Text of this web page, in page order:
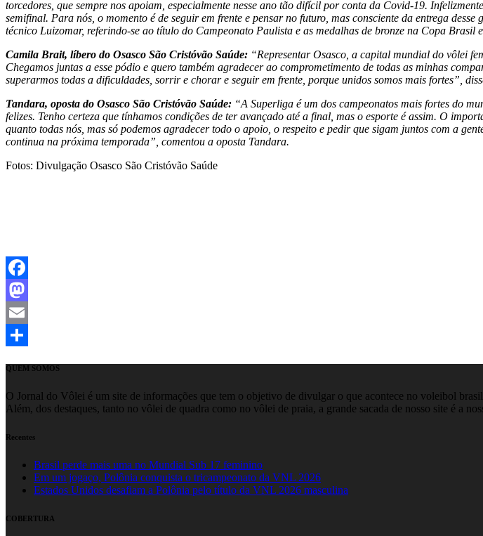
torcedores, que sempre nos apoiam, especialmente nesse ano tão difícil por conta da Covid-19.
semifinal. Para nós, o momento é de seguir em frente e pensar no futuro, mas consciente da entrega
técnico Luizomar, referindo-se ao título do Campeonato Paulista e as medalhas de bronze na Copa Brasil
Camila Brait, líbero do Osasco São Cristóvão Saúde: “Representar Osasco, a capital mundial do vôlei
Chegamos juntas a esse pódio e quero também agradecer ao comprometimento de todas as minhas
superarmos todas a dificuldades, sorrir e chorar e seguir em frente, porque unidos somos mais fortes”,
Tandara, oposta do Osasco São Cristóvão Saúde: “A Superliga é um dos campeonatos mais fortes do
felizes. Tenho certeza que tínhamos condições de ter avançado até a final, mas o esporte é assim. O
quanto todas nós, mas só podemos agradecer todo o apoio, o respeito e pedir que sigam juntos com a
continua na próxima temporada”, comentou a oposta Tandara.
Fotos: Divulgação Osasco São Cristóvão Saúde
Facebook
Mastodon
Email
QUEM SOMOS
O Jornal do Vôlei é um site de informações que tem o objetivo de divulgar o que acontece no voleibol
Além, dos destaques, tanto no vôlei de quadra como no vôlei de praia, a grande sacada de nosso site é a
Recentes
Brasil perde mais uma no Mundial Sub 17 feminino
Em um jogaço, Polônia conquista o tricampeonato da VNL 2026
Estados Unidos desafiam a Polônia pelo título da VNL 2026 masculina
COBERTURA